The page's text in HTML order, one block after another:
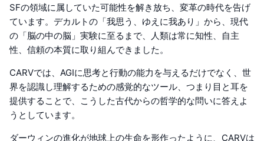
SFの領域に属していた可能性を解き放ち、変革の時代を告げ
ています。デカルトの「我思う、ゆえに我あり」から、現代
の「脳の中の脳」実験に至るまで、人類は常に知性、自主
性、信頼の本質に取り組んできました。
CARVでは、AGIに思考と行動の能力を与えるだけでなく、世
界を認識し理解するための感覚的なツール、つまり目と耳を
提供することで、こうした古代からの哲学的な問いに答えよ
うとしています。
ダーウィンの進化が地球上の生命を形作ったように、CARVは